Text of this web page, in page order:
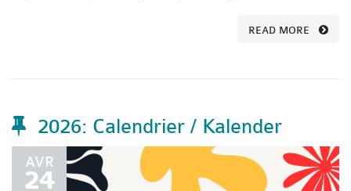
READ MORE
2026: Calendrier / Kalender
AVR
24